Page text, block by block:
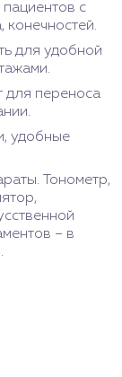
с
конечностей.
для удобной
для переноса
удобные
Тонометр,
– в